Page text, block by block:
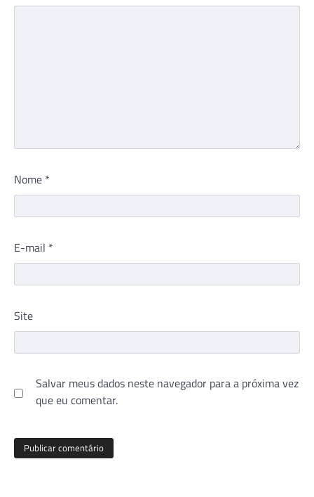
Nome *
E-mail *
Site
Salvar meus dados neste navegador para a próxima vez
que eu comentar.